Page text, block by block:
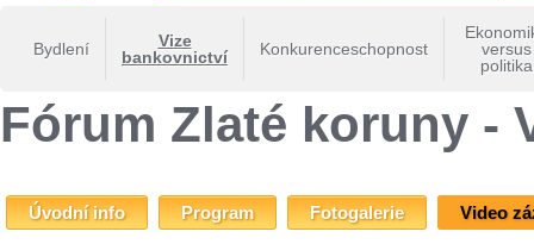
Bydlení
Vize
bankovnictví
Konkurenceschopnost
versus
politika
Fórum Zlaté koruny - Vize bankovnictví»
Fórum Zlaté koruny -
Úvodní info Program Fotogalerie Video